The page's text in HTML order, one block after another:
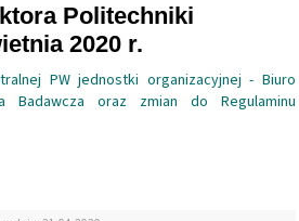
Politechniki
2020 r.
PW jednostki organizacyjnej - Biuro
Badawcza oraz zmian do Regulaminu